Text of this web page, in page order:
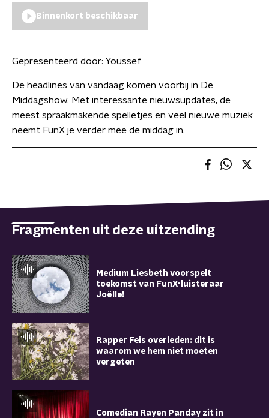
Binnenkort beschikbaar
Gepresenteerd door: Youssef
De headlines van vandaag komen voorbij in De
Middagshow. Met interessante nieuwsupdates, de
meest spraakmakende spelletjes en veel nieuwe muziek
neemt FunX je verder mee de middag in.
Fragmenten uit deze uitzending
Medium Liesbeth voorspelt
toekomst van FunX-luisteraar
Joëlle!
Rapper Feis overleden: dit is
waarom we hem niet moeten
vergeten
Comedian Rayen Panday zit in